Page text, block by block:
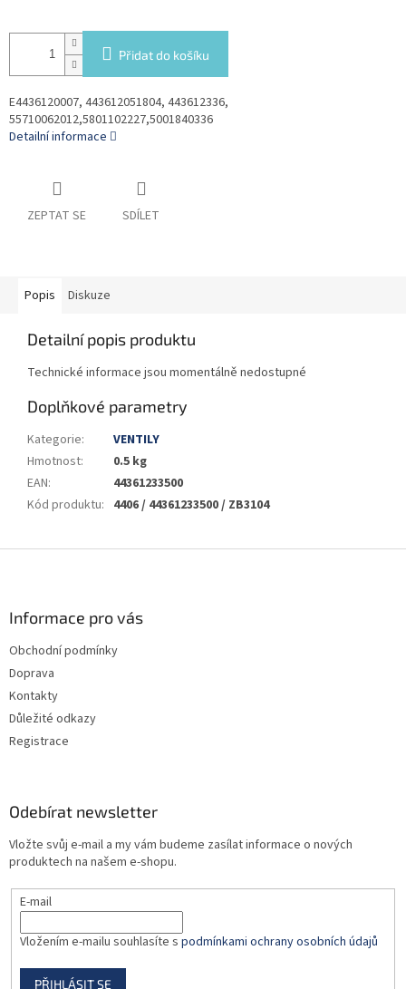
Přidat do košíku
E4436120007, 443612051804, 443612336,
55710062012,5801102227,5001840336
Detailní informace
ZEPTAT SE SDÍLET
Popis Diskuze
Detailní popis produktu
Technické informace jsou momentálně nedostupné
Doplňkové parametry
Kategorie:
VENTILY
Hmotnost:
0.5 kg
EAN:
44361233500
Kód produktu: 4406 / 44361233500 / ZB3104
Informace pro vás
Obchodní podmínky
Doprava
Kontakty
Důležité odkazy
Registrace
Odebírat newsletter
Vložte svůj e-mail a my vám budeme zasílat informace o nových
produktech na našem e-shopu.
E-mail
Vložením e-mailu souhlasíte s podmínkami ochrany osobních údajů
PŘIHLÁSIT SE